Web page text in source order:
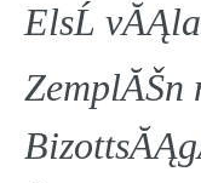
ElsĹ
ZemplĂŠn